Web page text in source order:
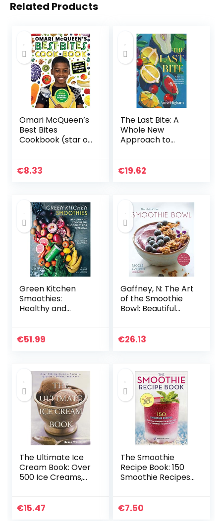
Related Products
Omari McQueen’s
Best Bites
Cookbook (star of
€8.33
The Last Bite: A
Whole New
Approach to
€19.62
Green Kitchen
Smoothies:
Healthy and
Everyday
€51.99
Gaffney, N: The Art
of the Smoothie
Bowl: Beautiful
and Healthy
€26.13
The Ultimate Ice
Cream Book: Over
500 Ice Creams,
€15.47
The Smoothie
Recipe Book: 150
Smoothie Recipes
Weight Loss and
€7.50